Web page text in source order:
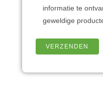
informatie te
geweldige